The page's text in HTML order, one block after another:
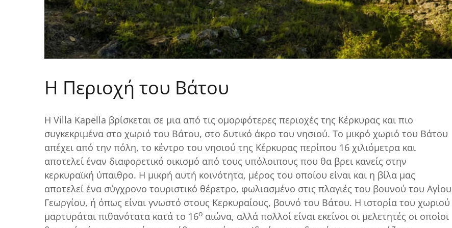
Η Περιοχή του Βάτου
Η Villa Kapella βρίσκεται σε μια από τις ομορφότερες περιοχές της Κέρκυρας και πιο
συγκεκριμένα στο χωριό του Βάτου, στο δυτικό άκρο του νησιού. Το μικρό χωριό του Βάτου
απέχει από την πόλη, το κέντρο του νησιού της Κέρκυρας περίπου 16 χιλιόμετρα και
αποτελεί έναν διαφορετικό οικισμό από τους υπόλοιπους που θα βρει κανείς στην
κερκυραϊκή ύπαιθρο. Η μικρή αυτή κοινότητα, μέρος του οποίου είναι και η βίλα μας
αποτελεί ένα σύγχρονο τουριστικό θέρετρο, φωλιασμένο στις πλαγιές του βουνού του Αγίου
Γεωργίου, ή όπως είναι γνωστό στους Κερκυραίους, βουνό του Βάτου. Η ιστορία του χωριού
μαρτυράται πιθανότατα κατά το 16ο αιώνα, αλλά πολλοί είναι εκείνοι οι μελετητές οι οποίοι